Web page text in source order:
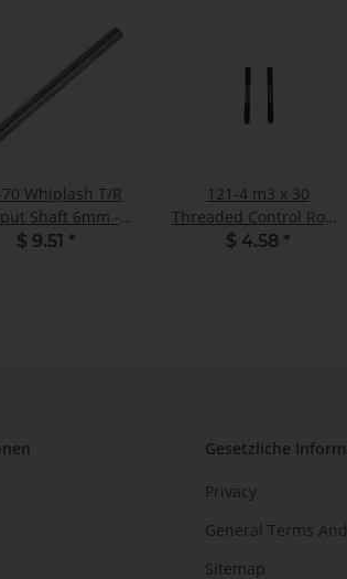
70 Whiplash T/R
Shaft 6mm -
Pack of 1
$ 9.51 *
121-4 m3 x 30
Threaded Control Rod -
Pack of 2
$ 4.58 *
Gesetzliche
Privacy
General Terms
Sitemap